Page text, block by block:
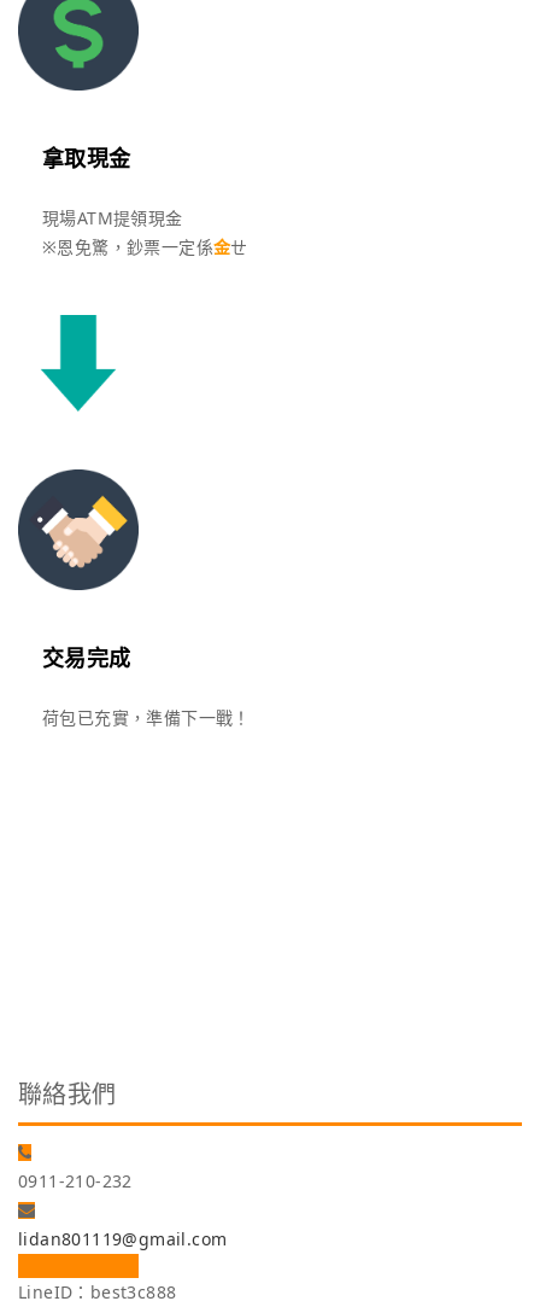
拿取現金
現場ATM提領現金
※恩免驚，鈔票一定係金ㄝ
交易完成
荷包已充實，準備下一戰！
聯絡我們
0911-210-232
lidan801119@gmail.com
LineID：best3c888